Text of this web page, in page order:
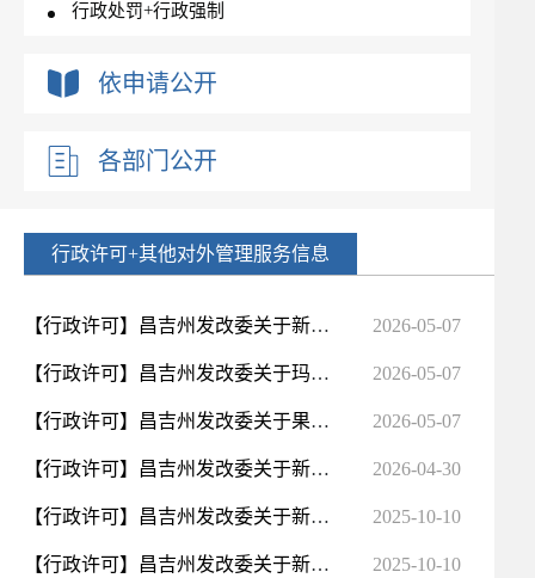
行政处罚+行政强制
依申请公开
各部门公开
行政许可+其他对外管理服务信息
【行政许可】昌吉州发改委关于新疆兴森投资有限责任公司200万吨年煤炭精选加工项目的节能审查意见 2026-05-07
【行政许可】昌吉州发改委关于玛纳斯中微子生物能源有限公司年产30万吨生物质颗粒建设项目的节能审查意见 2026-05-07
【行政许可】昌吉州发改委关于果子熟了（新疆）生产基地项目的节能审查意见 2026-05-07
【行政许可】昌吉州发改委关于新疆金象赛瑞化工科技有限公司3.0MW余热余压综合利用项目的节能审查意见 2026-04-30
【行政许可】昌吉州发改委关于新疆农夫基地玛纳斯食品有限公司年产18.86万吨饮料生产线项目的节能审查意见 2025-10-10
【行政许可】昌吉州发改委关于新疆一禾铝业科技新材料有限公司年产15万吨合金铝杆、5万吨合金铝丝以及5万... 2025-10-10